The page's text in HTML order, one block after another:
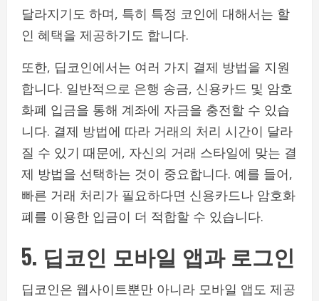
달라지기도 하며, 특히 특정 코인에 대해서는 할
인 혜택을 제공하기도 합니다.
또한, 딥코인에서는 여러 가지 결제 방법을 지원
합니다. 일반적으로 은행 송금, 신용카드 및 암호
화폐 입금을 통해 계좌에 자금을 충전할 수 있습
니다. 결제 방법에 따라 거래의 처리 시간이 달라
질 수 있기 때문에, 자신의 거래 스타일에 맞는 결
제 방법을 선택하는 것이 중요합니다. 예를 들어,
빠른 거래 처리가 필요하다면 신용카드나 암호화
폐를 이용한 입금이 더 적합할 수 있습니다.
5. 딥코인 모바일 앱과 로그인
딥코인은 웹사이트뿐만 아니라 모바일 앱도 제공